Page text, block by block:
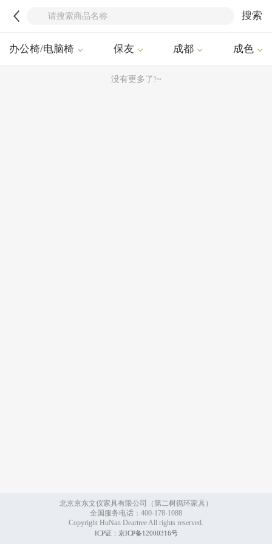
搜索
办公椅/电脑椅 保友 成都 成色
没有更多了!~
北京京东文仪家具有限公司（第二树循环家具）
全国服务电话：400-178-1088
Copyright HuNan Deartree All rights reserved.
ICP证：京ICP备12000316号